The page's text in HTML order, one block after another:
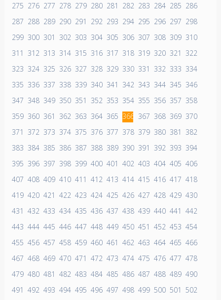
275 276 277 278 279 280 281 282 283 284 285 286
287 288 289 290 291 292 293 294 295 296 297 298
299 300 301 302 303 304 305 306 307 308 309 310
311
312 313 314 315 316 317 318 319 320 321
322
323 324 325 326 327 328 329 330 331 332 333 334
335 336 337 338 339 340 341 342 343 344 345 346
347 348 349 350 351 352 353 354 355 356 357 358
359 360 361 362 363 364 365 366 367 368 369 370
371
372 373 374 375 376 377 378 379 380 381
382
383 384 385 386 387 388 389 390 391 392 393 394
395 396 397 398 399 400 401 402 403 404 405 406
407 408 409 410 411 412 413 414 415 416 417 418
419 420 421 422 423 424 425 426 427 428 429 430
431 432 433 434 435 436 437 438 439 440 441 442
443 444 445 446 447 448 449 450 451 452 453 454
455 456 457 458 459 460 461 462 463 464 465 466
467 468 469 470 471 472 473 474 475 476 477 478
479 480 481 482 483 484 485 486 487 488 489 490
491 492 493 494 495 496 497 498 499 500 501 502